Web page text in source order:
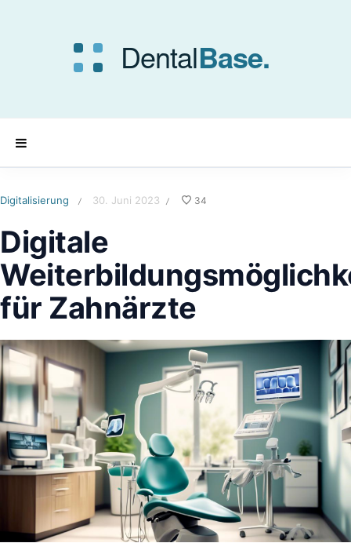
Digitalisierung / 30. Juni 2023 / 34
Digitale
für Zahnärzte